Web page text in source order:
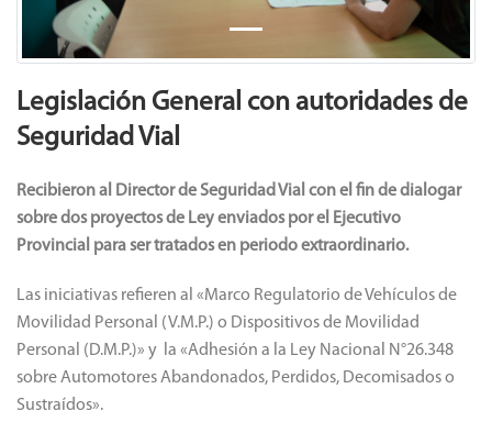
Legislación General con autoridades de
Seguridad Vial
Recibieron al Director de Seguridad Vial con el fin de dialogar
sobre dos proyectos de Ley enviados por el Ejecutivo
Provincial para ser tratados en periodo extraordinario.
Las iniciativas refieren al «Marco Regulatorio de Vehículos de
Movilidad Personal (V.M.P.) o Dispositivos de Movilidad
Personal (D.M.P.)» y la «Adhesión a la Ley Nacional N°26.348
sobre Automotores Abandonados, Perdidos, Decomisados o
Sustraídos».